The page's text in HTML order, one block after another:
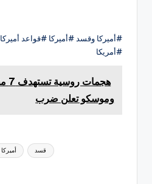
#أميركا وقسد #أميركا #قواعد
#أمريكا
وموسكو تعلن ضرب
قسد